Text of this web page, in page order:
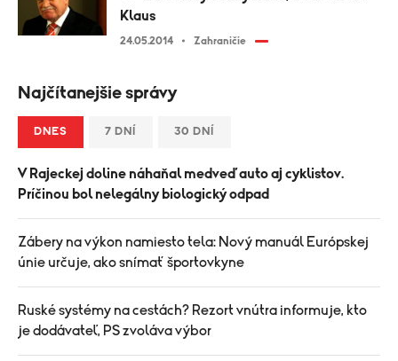
Klaus
24.05.2014 Zahraničie
Najčítanejšie správy
DNES 7 DNÍ 30 DNÍ
V Rajeckej doline náhaňal medveď auto aj cyklistov.
Príčinou bol nelegálny biologický odpad
Zábery na výkon namiesto tela: Nový manuál Európskej
únie určuje, ako snímať športovkyne
Ruské systémy na cestách? Rezort vnútra informuje, kto
je dodávateľ, PS zvoláva výbor